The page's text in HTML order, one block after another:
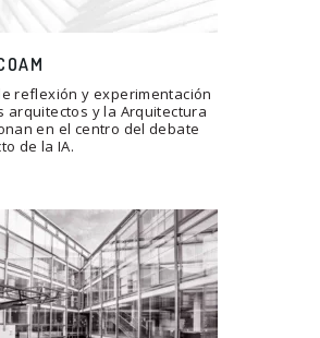
reflexión y experimentación
arquitectos y la Arquitectura
en el centro del debate
de la IA.